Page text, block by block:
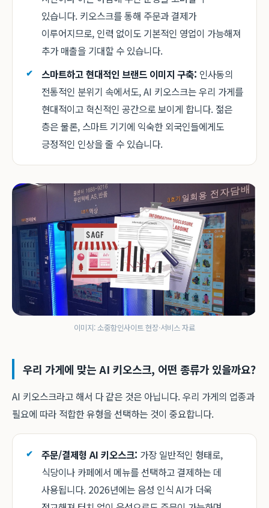
있습니다. 키오스크를 통해 주문과 결제가
이루어지므로, 인력 없이도 기본적인 영업이 가능해져
추가 매출을 기대할 수 있습니다.
스마트하고 현대적인 브랜드 이미지 구축: 인사동의
전통적인 분위기 속에서도, AI 키오스크는 우리 가게를
현대적이고 혁신적인 공간으로 보이게 합니다. 젊은
층은 물론, 스마트 기기에 익숙한 외국인들에게도
긍정적인 인상을 줄 수 있습니다.
이미지: 소중함인사이트 현장·서비스 자료
우리 가게에 맞는 AI 키오스크, 어떤 종류가 있을까요?
AI 키오스크라고 해서 다 같은 것은 아닙니다. 우리 가게의 업종과
필요에 따라 적합한 유형을 선택하는 것이 중요합니다.
주문/결제형 AI 키오스크: 가장 일반적인 형태로,
식당이나 카페에서 메뉴를 선택하고 결제하는 데
사용됩니다. 2026년에는 음성 인식 AI가 더욱